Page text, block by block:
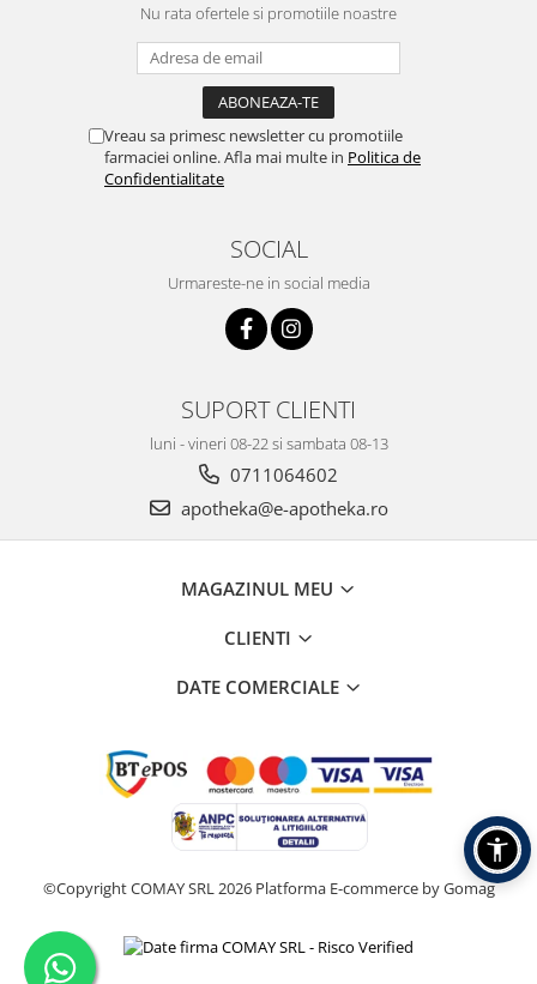
Nu rata ofertele si promotiile noastre
Vreau sa primesc newsletter cu promotiile
farmaciei online. Afla mai multe in Politica de
Confidentialitate
SOCIAL
Urmareste-ne in social media
SUPORT CLIENTI
luni - vineri 08-22 si sambata 08-13
0711064602
apotheka@e-apotheka.ro
MAGAZINUL MEU
CLIENTI
DATE COMERCIALE
©Copyright COMAY SRL 2026 Platforma E-commerce by Gomag